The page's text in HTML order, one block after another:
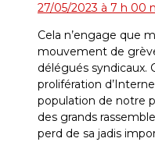
27/05/2023 à 7 h 00
Cela n’engage que
mouvement de
délégués syndicaux.
prolifération
population de notre
des grands
perd de sa jadis